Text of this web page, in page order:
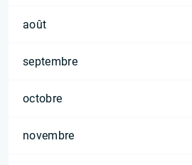
août
septembre
octobre
novembre